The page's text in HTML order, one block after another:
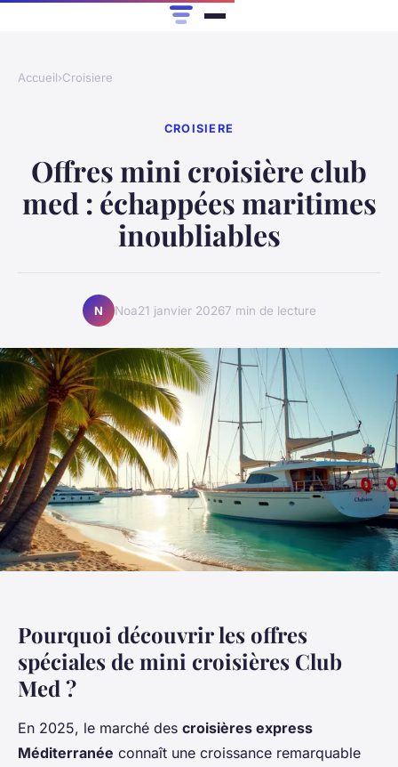
Accueil›Croisiere
CROISIERE
Offres mini croisière club
med : échappées maritimes
inoubliables
N Noa21 janvier 20267 min de lecture
Pourquoi découvrir les offres
spéciales de mini croisières Club
Med ?
En 2025, le marché des croisières express
Méditerranée connaît une croissance remarquable